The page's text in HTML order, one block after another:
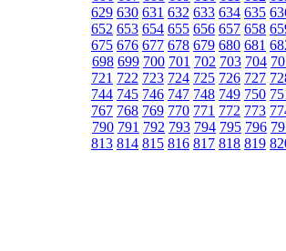
629 630 631 632 633 634 635
652 653 654 655 656 657 658
675 676 677 678 679 680 681
698 699 700 701 702 703 704
721 722 723 724 725 726 727
744 745 746 747 748 749 750
767 768 769 770 771 772 773
790 791 792 793 794 795 796
813 814 815 816 817 818 819